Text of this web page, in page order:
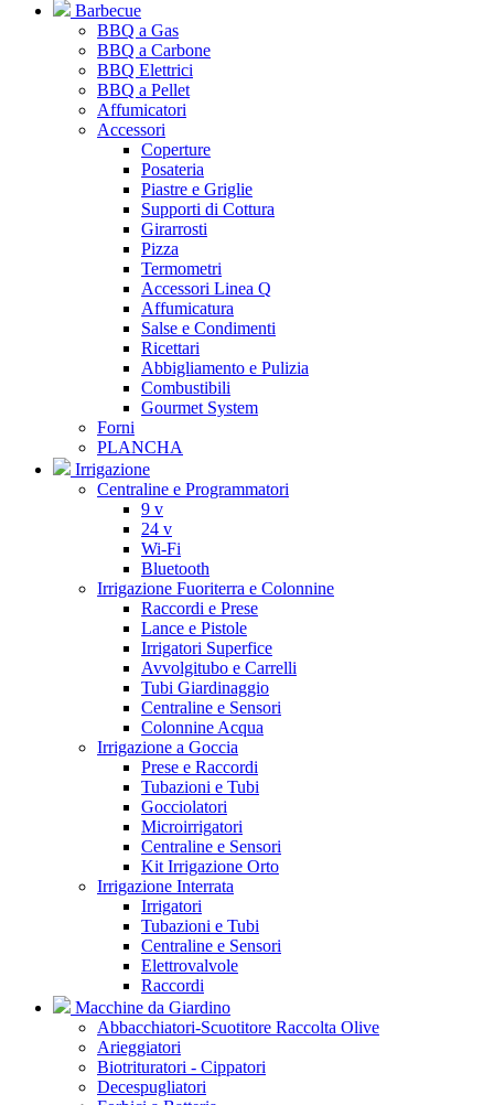
Barbecue
BBQ a Gas
BBQ a Carbone
BBQ Elettrici
BBQ a Pellet
Affumicatori
Accessori
Coperture
Posateria
Piastre e Griglie
Supporti di Cottura
Girarrosti
Pizza
Termometri
Accessori Linea Q
Affumicatura
Salse e Condimenti
Ricettari
Abbigliamento e Pulizia
Combustibili
Gourmet System
Forni
PLANCHA
Irrigazione
Centraline e Programmatori
9 v
24 v
Wi-Fi
Bluetooth
Irrigazione Fuoriterra e Colonnine
Raccordi e Prese
Lance e Pistole
Irrigatori Superfice
Avvolgitubo e Carrelli
Tubi Giardinaggio
Centraline e Sensori
Colonnine Acqua
Irrigazione a Goccia
Prese e Raccordi
Tubazioni e Tubi
Gocciolatori
Microirrigatori
Centraline e Sensori
Kit Irrigazione Orto
Irrigazione Interrata
Irrigatori
Tubazioni e Tubi
Centraline e Sensori
Elettrovalvole
Raccordi
Macchine da Giardino
Abbacchiatori-Scuotitore Raccolta Olive
Arieggiatori
Biotrituratori - Cippatori
Decespugliatori